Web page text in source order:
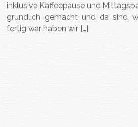
inklusive Kaffeepause und
gründlich gemacht und da sind
fertig war haben wir […]